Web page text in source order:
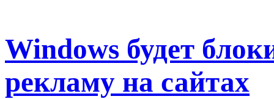
Windows будет
рекламу на сайтах